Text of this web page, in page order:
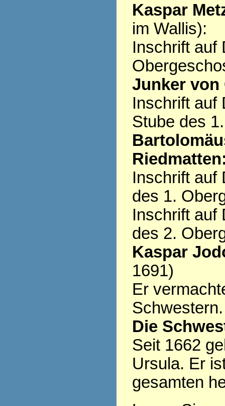
Kaspar
im Wallis):
Inschrift auf
Junker von
Inschrift auf
Stube des
Inschrift auf
des 1.
Inschrift auf
des 2.
Kaspar
1691)
Er
Schwestern.
Die
Seit 1662
Ursula. Er
gesamten